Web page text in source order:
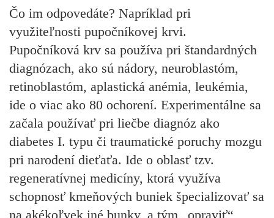
Čo im odpovedáte? Napríklad pri
využiteľnosti pupočníkovej krvi.
Pupočníková krv sa používa pri štandardných
diagnózach, ako sú nádory, neuroblastóm,
retinoblastóm, aplastická anémia, leukémia,
ide o viac ako 80 ochorení. Experimentálne sa
začala používať pri liečbe diagnóz ako
diabetes I. typu či traumatické poruchy mozgu
pri narodení dieťaťa. Ide o oblasť tzv.
regeneratívnej medicíny, ktorá využíva
schopnosť kmeňových buniek špecializovať sa
na akékoľvek iné bunky, a tým „opraviť“